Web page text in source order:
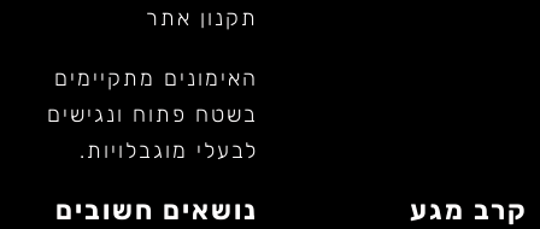
תקנון אתר
האימונים מתקיימים
בשטח פתוח ונגישים
לבעלי מוגבלויות.
קרב מגע נושאים חשובים